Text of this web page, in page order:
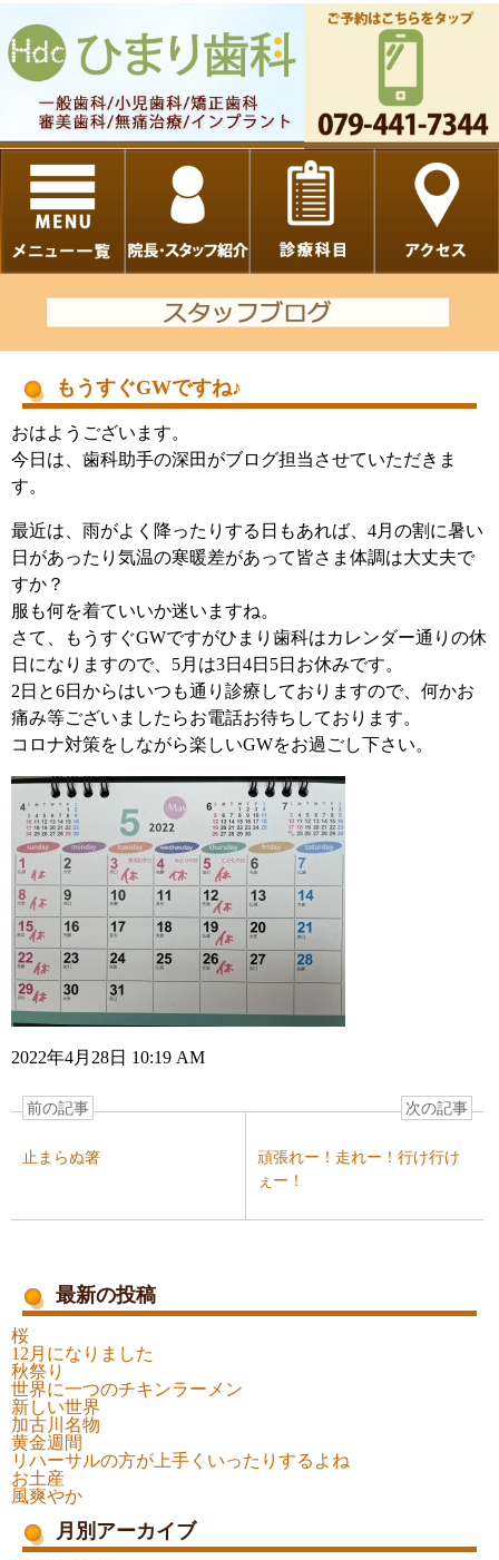
もうすぐGWですね♪
おはようございます。
今日は、歯科助手の深田がブログ担当させていただきま
す。
最近は、雨がよく降ったりする日もあれば、4月の割に暑い
日があったり気温の寒暖差があって皆さま体調は大丈夫で
すか？
服も何を着ていいか迷いますね。
さて、もうすぐGWですがひまり歯科はカレンダー通りの休
日になりますので、5月は3日4日5日お休みです。
2日と6日からはいつも通り診療しておりますので、何かお
痛み等ございましたらお電話お待ちしております。
コロナ対策をしながら楽しいGWをお過ごし下さい。
2022年4月28日 10:19 AM
前の記事
止まらぬ箸
次の記事
頑張れー！走れー！行け行け
ぇー！
最新の投稿
桜
12月になりました
秋祭り
世界に一つのチキンラーメン
新しい世界
加古川名物
黄金週間
リハーサルの方が上手くいったりするよね
お土産
風爽やか
月別アーカイブ